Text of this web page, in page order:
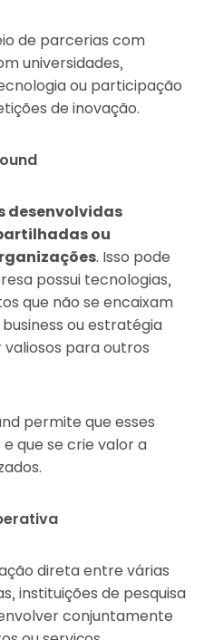
de parcerias com
universidades,
ou participação
de inovação.
desenvolvidas
ou
. Isso pode
possui tecnologias,
que não se encaixam
ou estratégia
para outros
permite que esses
que se crie valor a
direta entre várias
instituições de pesquisa
conjuntamente